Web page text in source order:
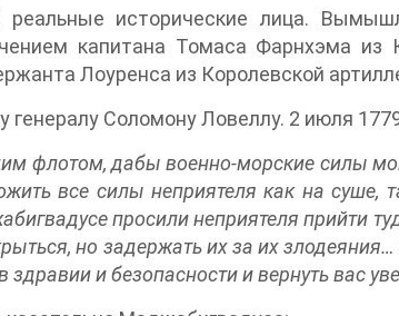
реальные исторические лица.
капитана Томаса Фарнхэма из
Лоуренса из Королевской
Соломону Ловеллу. 2 июля
флотом, дабы военно-морские силы
все силы неприятеля как на суше,
просили неприятеля прийти
но задержать их за их
и безопасности и вернуть вас